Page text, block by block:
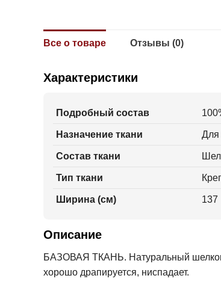
Все о товаре Отзывы (0)
Характеристики
Подробный состав
Назначение ткани Для
Состав ткани
Тип ткани
Ширина (см) 137
Описание
БАЗОВАЯ ТКАНЬ. Натуральный
хорошо драпируется, ниспадает.